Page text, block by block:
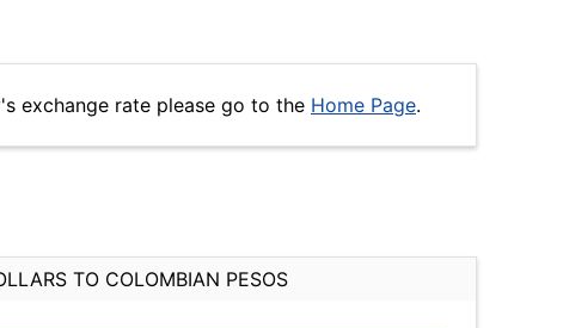
exchange rate please go to the Home Page.
TO COLOMBIAN PESOS